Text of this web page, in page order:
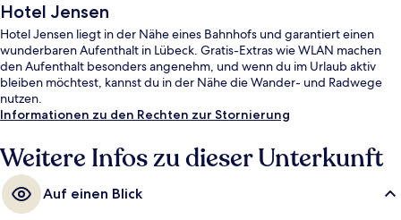
Hotel Jensen
Hotel Jensen liegt in der Nähe eines Bahnhofs und garantiert einen
wunderbaren Aufenthalt in Lübeck. Gratis-Extras wie WLAN machen
den Aufenthalt besonders angenehm, und wenn du im Urlaub aktiv
bleiben möchtest, kannst du in der Nähe die Wander- und Radwege
nutzen.
Informationen zu den Rechten zur Stornierung
Weitere Infos zu dieser Unterkunft
Auf einen Blick